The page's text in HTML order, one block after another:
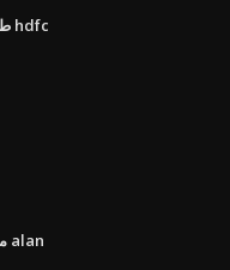
طلب للحصول على بطاقة الائتمان على الانترنت hdfc
ما هي القيمة الجوهرية لمخزون الشركة وفقا ل alan